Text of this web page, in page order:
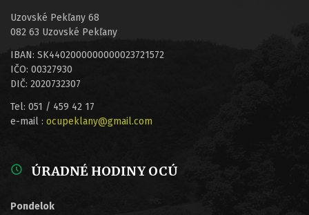
Uzovské Pekľany 68
082 63 Uzovské Pekľany
IBAN: SK4402000000000023721572
IČO: 00327930
DIČ: 2020732307
Tel: 051 / 459 42 17
e-mail : ocupeklany@gmail.com
ÚRADNÉ HODINY OCÚ
Pondelok